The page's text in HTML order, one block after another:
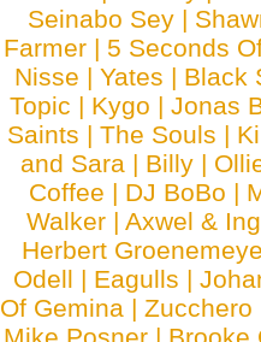
Seinabo Sey |
Farmer | 5 Seconds
Nisse | Yates | Black
Topic | Kygo | Jonas
Saints | The Souls |
and Sara | Billy |
Coffee | DJ BoBo |
Walker | Axwel &
Herbert
Odell | Eagulls |
Of Gemina |Zucchero